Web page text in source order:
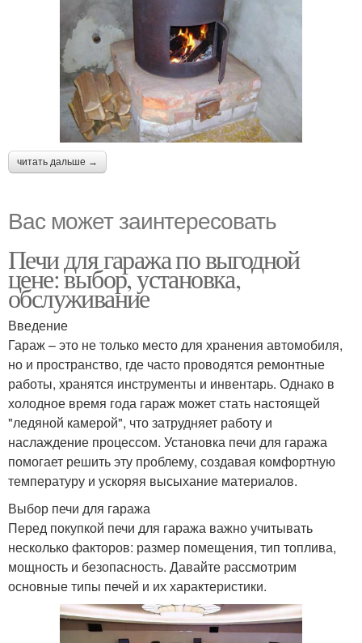
читать дальше →
Вас может заинтересовать
Печи для гаража по выгодной
цене: выбор, установка,
обслуживание
Введение
Гараж – это не только место для хранения автомобиля,
но и пространство, где часто проводятся ремонтные
работы, хранятся инструменты и инвентарь. Однако в
холодное время года гараж может стать настоящей
"ледяной камерой", что затрудняет работу и
наслаждение процессом. Установка печи для гаража
помогает решить эту проблему, создавая комфортную
температуру и ускоряя высыхание материалов.
Выбор печи для гаража
Перед покупкой печи для гаража важно учитывать
несколько факторов: размер помещения, тип топлива,
мощность и безопасность. Давайте рассмотрим
основные типы печей и их характеристики.